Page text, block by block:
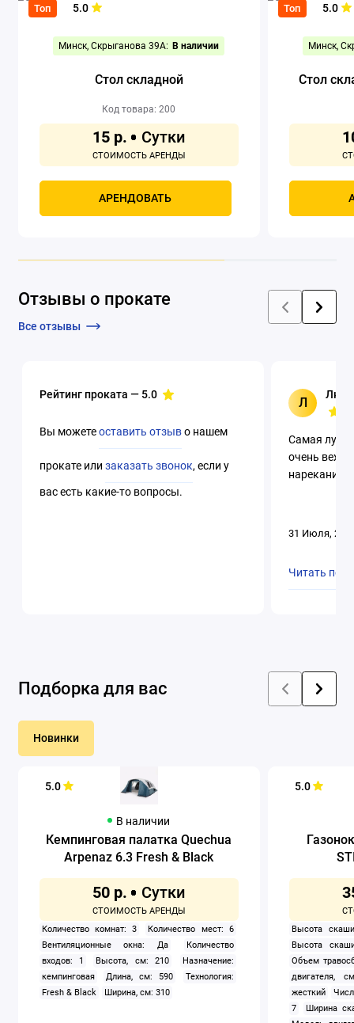
Топ 5.0
Минск, Скрыганова 39А: В наличии
Стол складной
Код товара: 200
15 р.
АРЕНДОВАТЬ
Топ 5.0
Минск,
Стол
Отзывы о прокате
Все отзывы
Рейтинг проката — 5.0
Вы можетеоставить отзыво нашем
прокате илизаказать звонок, если у
вас есть какие-то вопросы.
Л
Самая
очень
нареканий.
31 Июля,
Читать
Подборка для вас
Новинки
5.0
В наличии
Кемпинговая палатка Quechua
Arpenaz 6.3 Fresh & Black
50 р.
Количество комнат: 3
Количество мест: 6
Вентиляционные окна: Да
Количество
входов: 1
Высота, см: 210
Назначение:
кемпинговая
Длина, см: 590
Технология:
Fresh & Black
Ширина, см: 310
5.0
Высота
Высота
Объем
двигателя,
жесткий
7
Ширина